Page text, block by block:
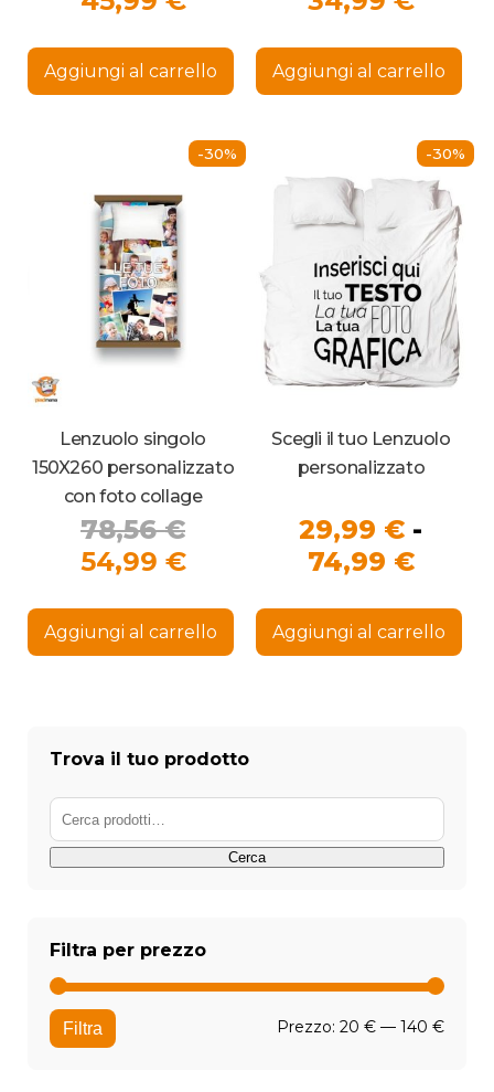
Trova il tuo prodotto
Cerca:
Cerca
Filtra per prezzo
Filtra Prezzo: 20 € — 140 €
era:
65,70 €.
attuale
è:
Aggiungi al carrello
era:
è:
Aggiungi al carrello
-30%
Lenzuolo singolo
150X260 personalizzato
con foto collage
78,56€Il
prezzo
era:
78,56 €.
54,99 €Il
attuale
è:
Aggiungi al carrello
-30%
Scegli il tuo Lenzuolo
personalizzato
29,99 € -
74,99 €
da
Aggiungi al carrello